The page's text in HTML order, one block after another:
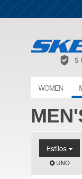
WOMEN
Estilos
UNO